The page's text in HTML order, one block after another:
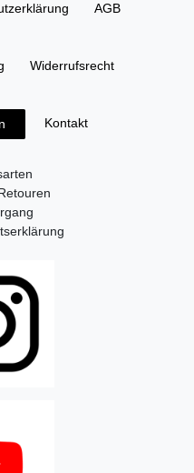
AGB
Widerrufs­recht
Kontakt